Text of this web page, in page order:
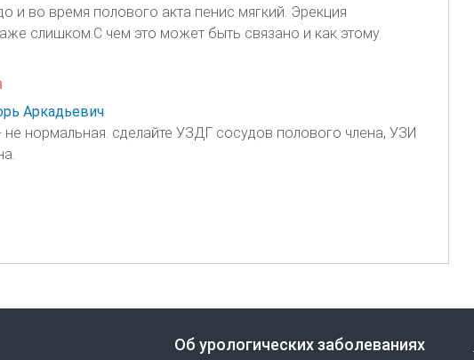
и во время полового акта пенис мягкий. Эрекция
слишком.С чем это может быть связано и как этому
Аркадьевич
не нормальная. сделайте УЗДГ сосудов полового члена, УЗИ
Об урологических заболеваниях